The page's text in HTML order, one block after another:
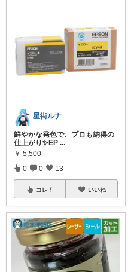
星街ルナ
鮮やかな発色で、プロも納得の
仕上がり✨EP ...
￥ 5,500
0 0 13
コレ いいね